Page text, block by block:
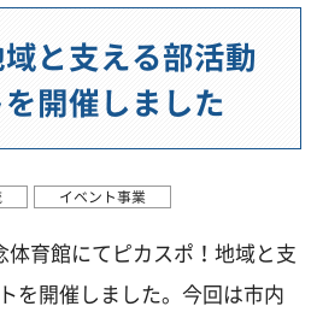
と支える部活動
開催しました
イベント事業
体育館にてピカスポ！地域と支
を開催しました。今回は市内